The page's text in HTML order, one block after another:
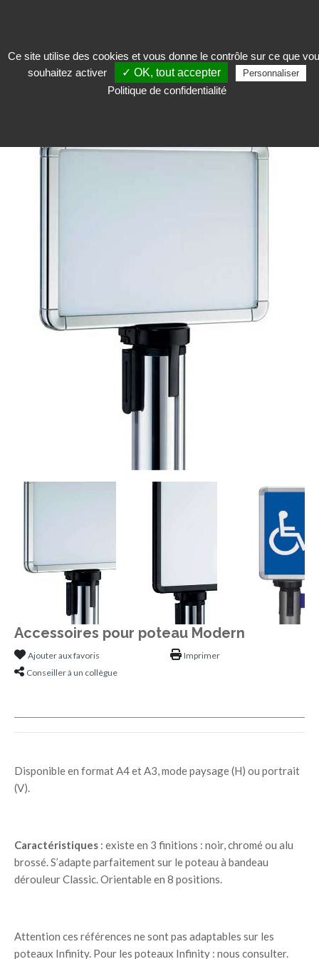
Accueillir>Poteau de guidage et garde-corps>Poteau de guidage à sangle>
Accessoires pour poteau Modern
Accessoires pour poteau Modern
Ajouter aux favoris
Conseiller à un collègue
Imprimer
Disponible en format A4 et A3, mode paysage (H) ou portrait
(V).
Caractéristiques : existe en 3 finitions : noir, chromé ou alu
brossé. S’adapte parfaitement sur le poteau à bandeau
dérouleur Classic. Orientable en 8 positions.
Attention ces références ne sont pas adaptables sur les
poteaux Infinity. Pour les poteaux Infinity : nous consulter.
Ce site utilise des cookies et vous donne le contrôle sur ce que
souhaitez activer
✓ OK, tout accepter Personnaliser
Politique de confidentialité